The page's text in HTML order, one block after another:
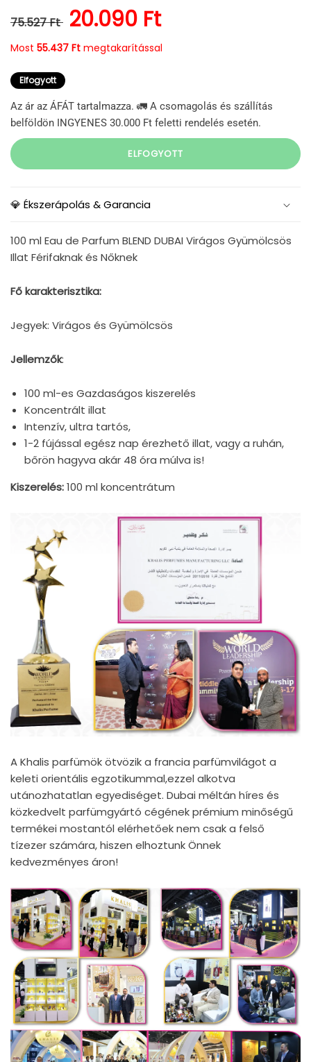
Normál ár
75.527 Ft Kedvezményes ár
20.090 Ft
Most 55.437 Ft megtakarítással
Elfogyott
Az ár az ÁFÁT tartalmazza. 🚛 A csomagolás és szállítás
belföldön INGYENES 30.000 Ft feletti rendelés esetén.
ELFOGYOTT
💎 Ékszerápolás & Garancia
100 ml Eau de Parfum BLEND DUBAI Virágos Gyümölcsös
Illat Férifaknak és Nőknek
Fő karakterisztika:
Jegyek: Virágos és Gyümölcsös
Jellemzők:
100 ml-es Gazdaságos kiszerelés
Koncentrált illat
Intenzív, ultra tartós,
1-2 fújással egész nap érezhető illat, vagy a ruhán,
bőrön hagyva akár 48 óra múlva is!
Kiszerelés:100 ml koncentrátum
A Khalis parfümök ötvözik a francia parfümvilágot a
keleti orientális egzotikummal,ezzel alkotva
utánozhatatlan egyediséget. Dubai méltán híres és
közkedvelt parfümgyártó cégének prémium minőségű
termékei mostantól elérhetőek nem csak a felső
tízezer számára, hiszen elhoztunk Önnek
kedvezményes áron!